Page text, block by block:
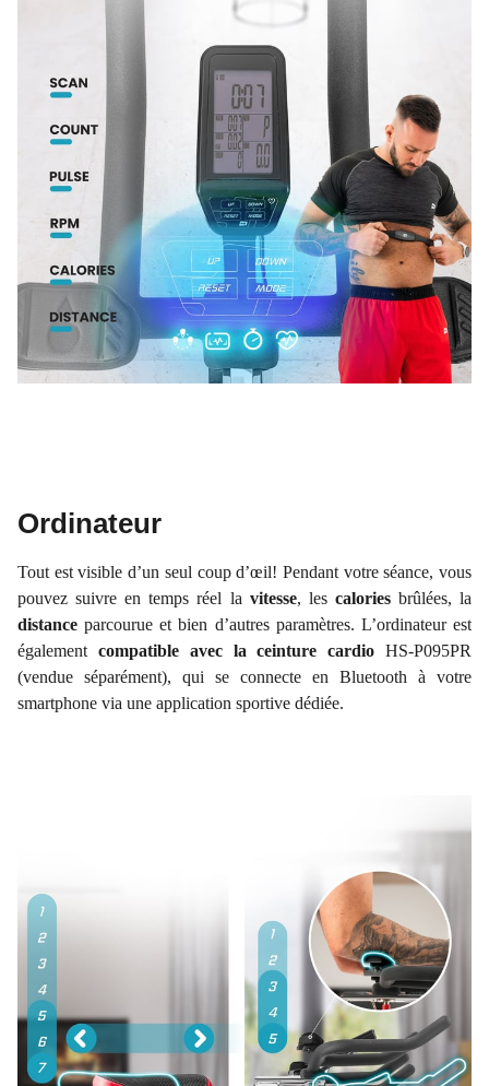
Ordinateur
Tout est visible d’un seul coup d’œil! Pendant votre séance, vous
pouvez suivre en temps réel la vitesse, les caloriesbrûlées, la
distance parcourue et bien d’autres paramètres. L’ordinateur est
également compatible avec la ceinture cardio HS-P095PR
(vendue séparément), qui se connecte en Bluetooth à votre
smartphone via une application sportive dédiée.